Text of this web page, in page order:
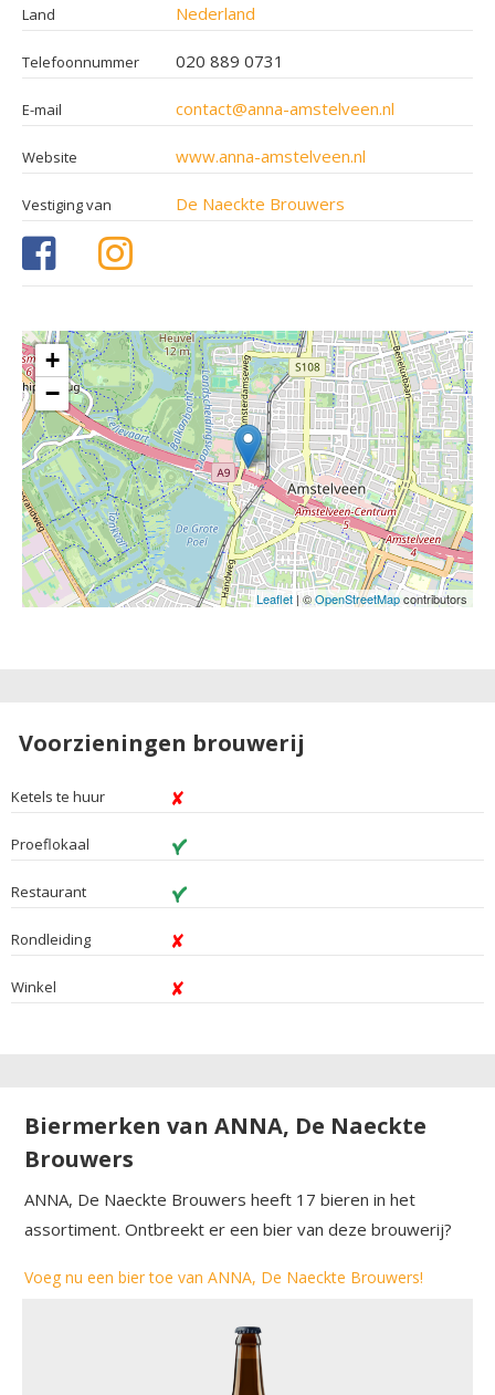
Land Nederland
Telefoonnummer 020 889 0731
E-mail contact@anna-amstelveen.nl
Website www.anna-amstelveen.nl
Vestiging van De Naeckte Brouwers
+
−
Leaflet| ©OpenStreetMapcontributors
Voorzieningen brouwerij
Ketels te huur
Proeflokaal
Restaurant
Rondleiding
Winkel
Biermerken van ANNA, De Naeckte
Brouwers
ANNA, De Naeckte Brouwers heeft 17 bieren in het
assortiment. Ontbreekt er een bier van deze brouwerij?
Voeg nu een bier toe van ANNA, De Naeckte Brouwers!